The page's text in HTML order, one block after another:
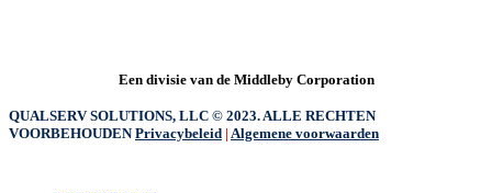
Een divisie van de Middleby Corporation
QUALSERV SOLUTIONS, LLC © 2023. ALLE RECHTEN
VOORBEHOUDENPrivacybeleid | Algemene voorwaarden